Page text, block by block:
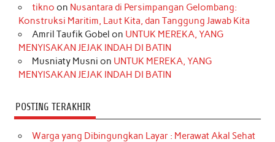
o
k
r
a
m
e
s
t
I
n
r
e
tikno on Nusantara di Persimpangan Gelombang:
Konstruksi Maritim, Laut Kita, dan Tanggung Jawab Kita
Amril Taufik Gobel on UNTUK MEREKA, YANG
MENYISAKAN JEJAK INDAH DI BATIN
Musniaty Musni on UNTUK MEREKA, YANG
MENYISAKAN JEJAK INDAH DI BATIN
POSTING TERAKHIR
Warga yang Dibingungkan Layar : Merawat Akal Sehat